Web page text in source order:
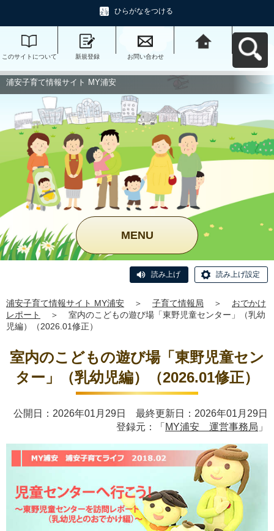
ひらがなをつける
このサイトについて 新規登録 お問い合わせ
浦安子育て情報サイト MY浦安
MENU
読み上げ 読み上げ設定
浦安子育て情報サイト MY浦安 ＞ 子育て情報局 ＞
おでかけ
レポート
＞
室内のこどもの遊び場「東野児童センター」（乳幼
児編）（2026.01修正）
室内のこどもの遊び場「東野児童セン
ター」（乳幼児編）（2026.01修正）
公開日：2026年01月29日 最終更新日：2026年01月29日
登録元：「 MY浦安 運営事務局 」